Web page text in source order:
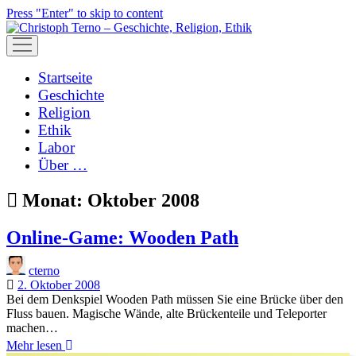
Press "Enter" to skip to content
open
menu
Startseite
Geschichte
Religion
Ethik
Labor
Über …
Monat: Oktober 2008
Online-Game: Wooden Path
cterno
2. Oktober 2008
Bei dem Denkspiel Wooden Path müssen Sie eine Brücke über den
Fluss bauen. Magische Wände, alte Brückenteile und Teleporter
machen…
Mehr lesen Online-